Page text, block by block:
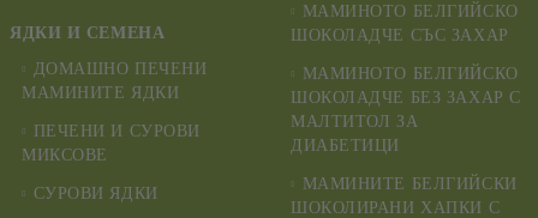
ЯДКИ И СЕМЕНА
ДОМАШНО ПЕЧЕНИ
МАМИНИТЕ ЯДКИ
ПЕЧЕНИ И СУРОВИ
МИКСОВЕ
СУРОВИ ЯДКИ
МАМИНОТО БЕЛГИЙСКО
ШОКОЛАДЧЕ СЪС ЗАХАР
МАМИНОТО БЕЛГИЙСКО
ШОКОЛАДЧЕ БЕЗ ЗАХАР С
МАЛТИТОЛ ЗА
ДИАБЕТИЦИ
МАМИНИТЕ БЕЛГИЙСКИ
ШОКОЛИРАНИ ХАПКИ С